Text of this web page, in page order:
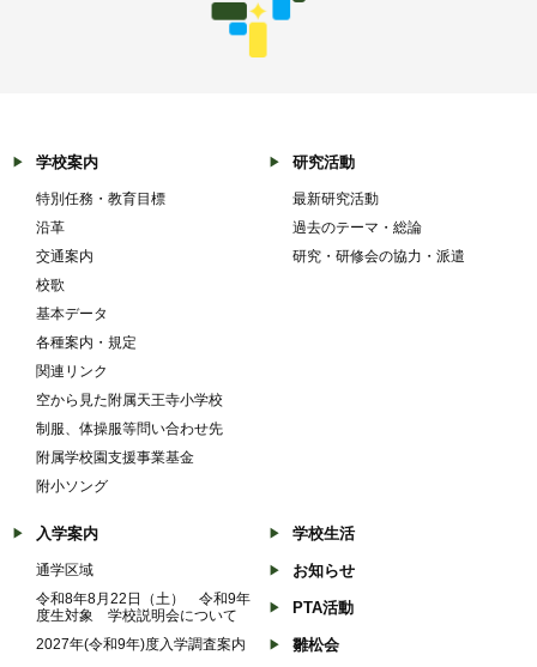
学校案内
特別任務・教育目標
沿革
交通案内
校歌
基本データ
各種案内・規定
関連リンク
空から見た附属天王寺小学校
制服、体操服等問い合わせ先
附属学校園支援事業基金
附小ソング
研究活動
最新研究活動
過去のテーマ・総論
研究・研修会の協力・派遣
入学案内
通学区域
令和8年8月22日（土） 令和9年
度生対象 学校説明会について
2027年(令和9年)度入学調査案内
学校生活
お知らせ
PTA活動
雛松会